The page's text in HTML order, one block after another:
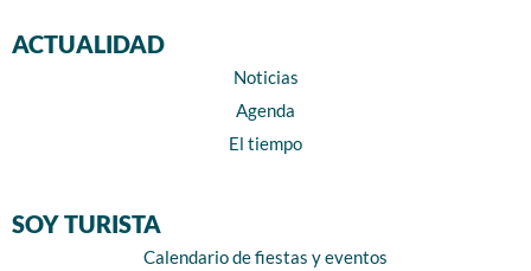
ACTUALIDAD
Noticias
Agenda
El tiempo
SOY TURISTA
Calendario de fiestas y eventos